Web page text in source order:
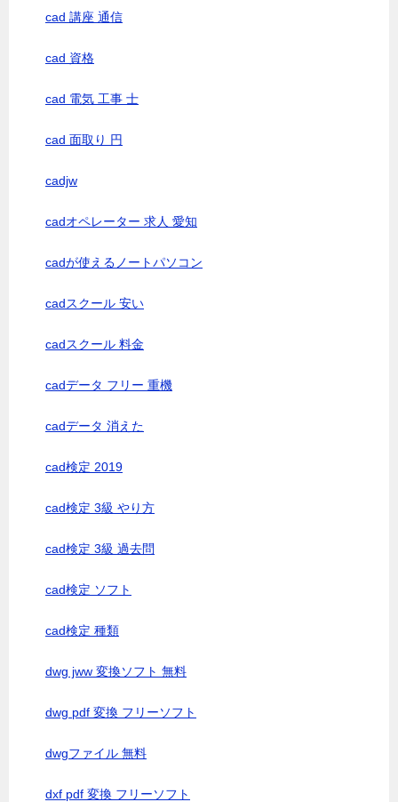
cad 講座 通信
cad 資格
cad 電気 工事 士
cad 面取り 円
cadjw
cadオペレーター 求人 愛知
cadが使えるノートパソコン
cadスクール 安い
cadスクール 料金
cadデータ フリー 重機
cadデータ 消えた
cad検定 2019
cad検定 3級 やり方
cad検定 3級 過去問
cad検定 ソフト
cad検定 種類
dwg jww 変換ソフト 無料
dwg pdf 変換 フリーソフト
dwgファイル 無料
dxf pdf 変換 フリーソフト